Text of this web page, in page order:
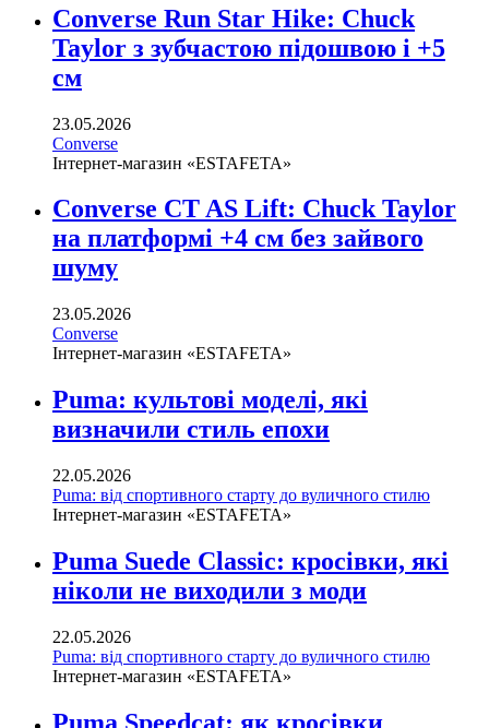
Converse Run Star Hike: Chuck
Taylor з зубчастою підошвою і +5
см
23.05.2026
Converse
Інтернет-магазин «ESTAFETA»
Converse CT AS Lift: Chuck Taylor
на платформі +4 см без зайвого
шуму
23.05.2026
Converse
Інтернет-магазин «ESTAFETA»
Puma: культові моделі, які
визначили стиль епохи
22.05.2026
Puma: від спортивного старту до вуличного стилю
Інтернет-магазин «ESTAFETA»
Puma Suede Classic: кросівки, які
ніколи не виходили з моди
22.05.2026
Puma: від спортивного старту до вуличного стилю
Інтернет-магазин «ESTAFETA»